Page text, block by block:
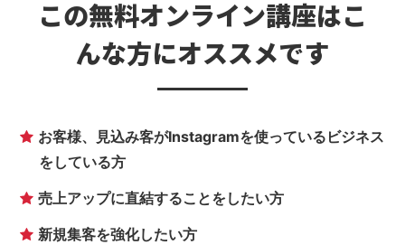
この無料オンライン講座はこ
んな方にオススメです
お客様、見込み客がInstagramを使っているビジネス
をしている方
売上アップに直結することをしたい方
新規集客を強化したい方